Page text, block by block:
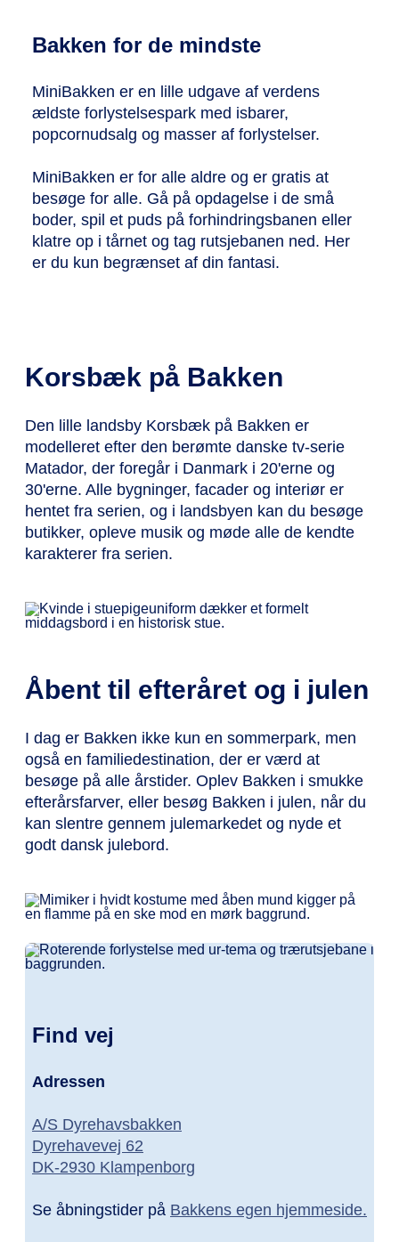
Bakken for de mindste
MiniBakken er en lille udgave af verdens
ældste forlystelsespark med isbarer,
popcornudsalg og masser af forlystelser.
MiniBakken er for alle aldre og er gratis at
besøge for alle. Gå på opdagelse i de små
boder, spil et puds på forhindringsbanen eller
klatre op i tårnet og tag rutsjebanen ned. Her
er du kun begrænset af din fantasi.
Korsbæk på Bakken
Den lille landsby Korsbæk på Bakken er
modelleret efter den berømte danske tv-serie
Matador, der foregår i Danmark i 20'erne og
30'erne. Alle bygninger, facader og interiør er
hentet fra serien, og i landsbyen kan du besøge
butikker, opleve musik og møde alle de kendte
karakterer fra serien.
Åbent til efteråret og i julen
I dag er Bakken ikke kun en sommerpark, men
også en familiedestination, der er værd at
besøge på alle årstider. Oplev Bakken i smukke
efterårsfarver, eller besøg Bakken i julen, når du
kan slentre gennem julemarkedet og nyde et
godt dansk julebord.
Find vej
Adressen
A/S Dyrehavsbakken
Dyrehavevej 62
DK-2930 Klampenborg
Se åbningstider på Bakkens egen hjemmeside.